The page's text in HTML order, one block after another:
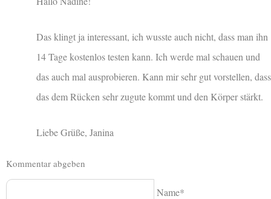
Das klingt ja interessant, ich wusste auch nicht, dass man ihn
14 Tage kostenlos testen kann. Ich werde mal schauen und
das auch mal ausprobieren. Kann mir sehr gut vorstellen, dass
das dem Rücken sehr zugute kommt und den Körper stärkt.
Liebe Grüße, Janina
Kommentar abgeben
Name*